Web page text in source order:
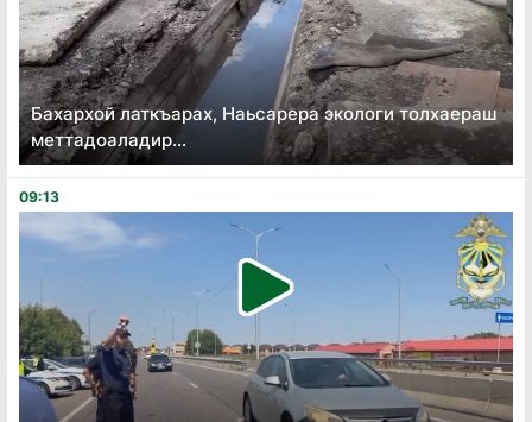
Бахархой латкъарах, Наьсарера экологи толхаераш
меттадоаладир...
09:13